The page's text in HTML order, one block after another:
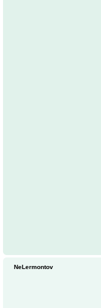
NeLermontov